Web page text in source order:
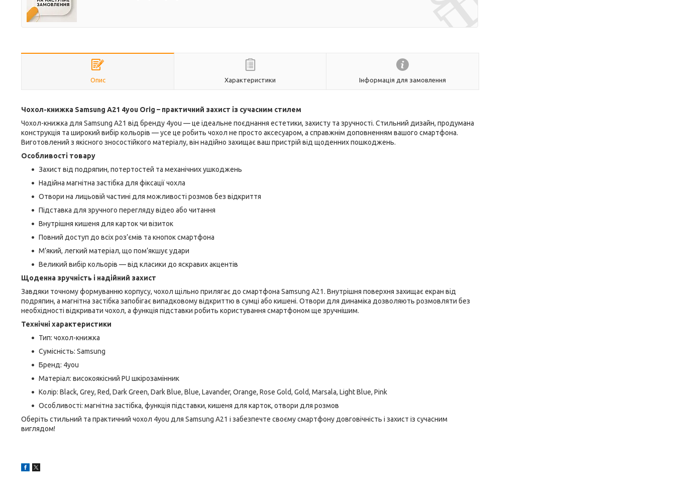
Опис Характеристики Інформація для замовлення
Чохол-книжка Samsung A21 4you Orig – практичний захист із сучасним стилем
Чохол-книжка для Samsung A21 від бренду 4you — це ідеальне поєднання естетики, захисту та зручності. Стильний дизайн, продумана
конструкція та широкий вибір кольорів — усе це робить чохол не просто аксесуаром, а справжнім доповненням вашого смартфона.
Виготовлений з якісного зносостійкого матеріалу, він надійно захищає ваш пристрій від щоденних пошкоджень.
Особливості товару
Захист від подряпин, потертостей та механічних ушкоджень
Надійна магнітна застібка для фіксації чохла
Отвори на лицьовій частині для можливості розмов без відкриття
Підставка для зручного перегляду відео або читання
Внутрішня кишеня для карток чи візиток
Повний доступ до всіх роз’ємів та кнопок смартфона
М’який, легкий матеріал, що пом’якшує удари
Великий вибір кольорів — від класики до яскравих акцентів
Щоденна зручність і надійний захист
Завдяки точному формуванню корпусу, чохол щільно прилягає до смартфона Samsung A21. Внутрішня поверхня захищає екран від
подряпин, а магнітна застібка запобігає випадковому відкриттю в сумці або кишені. Отвори для динаміка дозволяють розмовляти без
необхідності відкривати чохол, а функція підставки робить користування смартфоном ще зручнішим.
Технічні характеристики
Тип: чохол-книжка
Сумісність: Samsung
Бренд: 4you
Матеріал: високоякісний PU шкірозамінник
Колір: Black, Grey, Red, Dark Green, Dark Blue, Blue, Lavander, Orange, Rose Gold, Gold, Marsala, Light Blue, Pink
Особливості: магнітна застібка, функція підставки, кишеня для карток, отвори для розмов
Оберіть стильний та практичний чохол 4you для Samsung A21 і забезпечте своєму смартфону довговічність і захист із сучасним
виглядом!